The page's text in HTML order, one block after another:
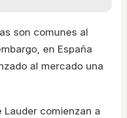
son comunes al
en España
al mercado una
Lauder comienzan a